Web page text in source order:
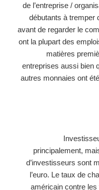
de l’entreprise /
débutants à tremper
avant de regarder le
ont la plupart des
matières
entreprises aussi bien
autres monnaies ont
principalement,
d’investisseurs sont
l’euro. Le taux de
américain contre